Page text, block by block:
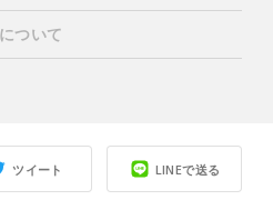
ツイート LINEで送る
ついて